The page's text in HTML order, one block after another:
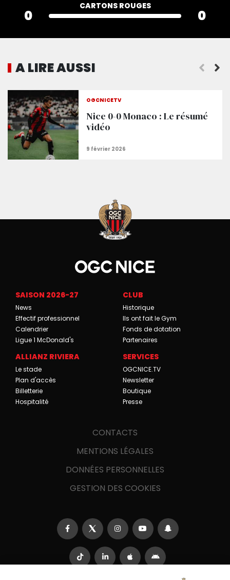
CARTONS ROUGES
0 0
A LIRE AUSSI
OGCNICETV
Nice 0-0 Monaco : Le résumé
vidéo
Tout savoir sur Nice - Brest (J20)
SAISON 2026-27
News
Effectif professionnel
Calendrier
Ligue 1 McDonald's
CLUB
Historique
Ils ont fait le Gym
Fonds de dotation
Partenaires
ALLIANZ RIVIERA
Le stade
Plan d'accès
Billetterie
Hospitalité
SERVICES
OGCNICE.TV
Newsletter
Boutique
Presse
CONTACTS
MENTIONS LÉGALES
DONNÉES PERSONNELLES
GESTION DES COOKIES